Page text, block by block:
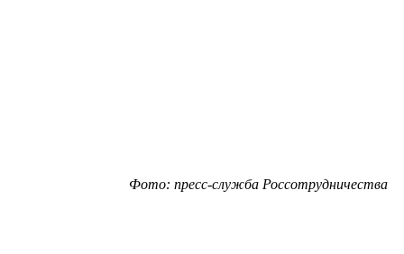
Фото: пресс-служба Россотрудничества